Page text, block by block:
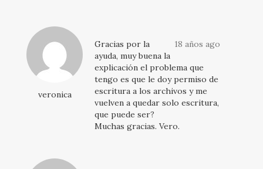
veronica
18 años ago
Gracias por la
ayuda, muy buena la
explicación el problema que
tengo es que le doy permiso de
escritura a los archivos y me
vuelven a quedar solo escritura,
que puede ser?
Muchas gracias. Vero.